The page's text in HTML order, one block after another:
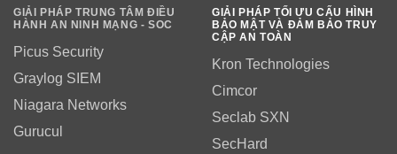
GIẢI PHÁP TRUNG TÂM ĐIỀU
HÀNH AN NINH MẠNG - SOC
Picus Security
Graylog SIEM
Niagara Networks
Gurucul
GIẢI PHÁP TỐI ƯU CẤU HÌNH
BẢO MẬT VÀ ĐẢM BẢO TRUY
CẬP AN TOÀN
Kron Technologies
Cimcor
Seclab SXN
SecHard